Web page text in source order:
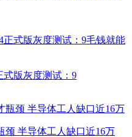
式版灰度测试：9
颈 半导体工人缺口近16万